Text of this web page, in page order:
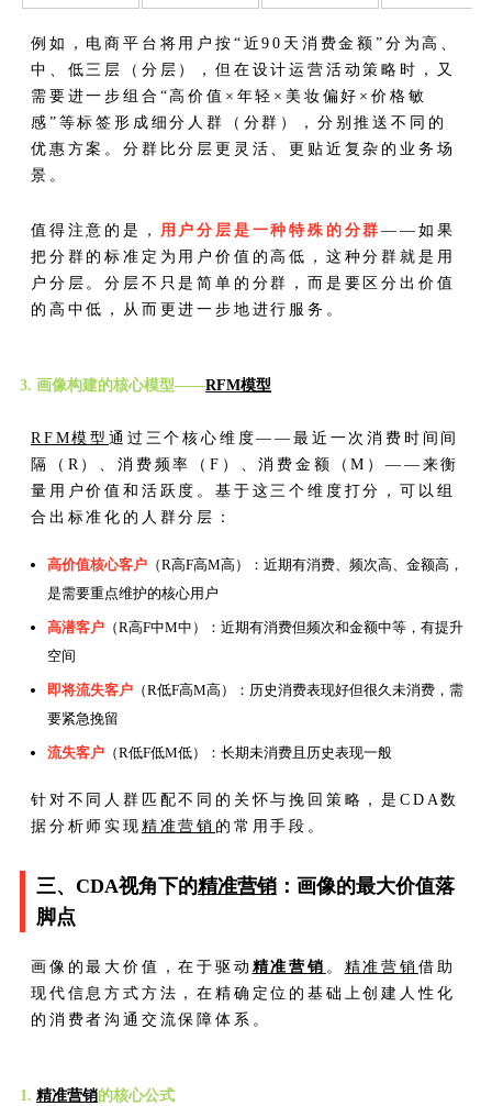
例如，电商平台将用户按“近90天消费金额”分为高、
中、低三层（分层），但在设计运营活动策略时，又
需要进一步组合“高价值×年轻×美妆偏好×价格敏
感”等标签形成细分人群（分群），分别推送不同的
优惠方案。分群比分层更灵活、更贴近复杂的业务场
景。
值得注意的是， 用户分层是一种特殊的分群——如果
把分群的标准定为用户价值的高低，这种分群就是用
户分层。分层不只是简单的分群，而是要区分出价值
的高中低，从而更进一步地进行服务。
3. 画像构建的核心模型——RFM模型
RFM模型 通过三个核心维度——最近一次消费时间间
隔（R）、消费频率（F）、消费金额（M）——来衡
量用户价值和活跃度。基于这三个维度打分，可以组
合出标准化的人群分层：
高价值核心客户 （R高F高M高）：近期有消费、频次高、金额高，
是需要重点维护的核心用户
高潜客户 （R高F中M中）：近期有消费但频次和金额中等，有提升
空间
即将流失客户 （R低F高M高）：历史消费表现好但很久未消费，需
要紧急挽留
流失客户 （R低F低M低）：长期未消费且历史表现一般
针对不同人群匹配不同的关怀与挽回策略，是CDA数
据分析师实现 精准营销 的常用手段。
三、CDA视角下的精准营销 ：画像的最大价值落
脚点
画像的最大价值，在于驱动 精准营销 。 精准营销 借助
现代信息方式方法，在精确定位的基础上创建人性化
的消费者沟通交流保障体系。
1. 精准营销的核心公式